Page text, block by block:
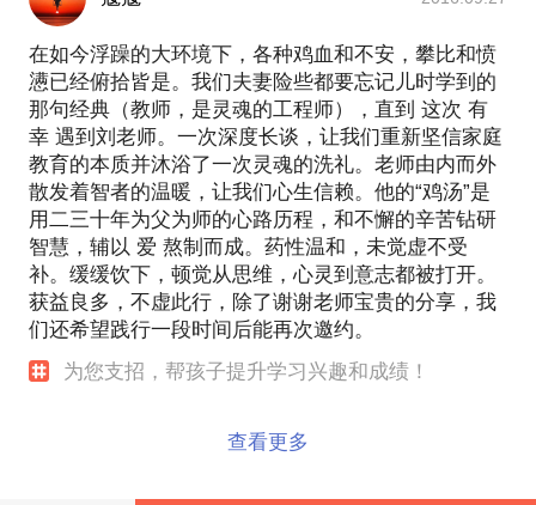
在如今浮躁的大环境下，各种鸡血和不安，攀比和愤
懑已经俯拾皆是。我们夫妻险些都要忘记儿时学到的
那句经典（教师，是灵魂的工程师），直到 这次 有
幸 遇到刘老师。一次深度长谈，让我们重新坚信家庭
教育的本质并沐浴了一次灵魂的洗礼。老师由内而外
散发着智者的温暖，让我们心生信赖。他的“鸡汤”是
用二三十年为父为师的心路历程，和不懈的辛苦钻研
智慧，辅以 爱 熬制而成。药性温和，未觉虚不受
补。缓缓饮下，顿觉从思维，心灵到意志都被打开。
获益良多，不虚此行，除了谢谢老师宝贵的分享，我
们还希望践行一段时间后能再次邀约。
为您支招，帮孩子提升学习兴趣和成绩！
查看更多